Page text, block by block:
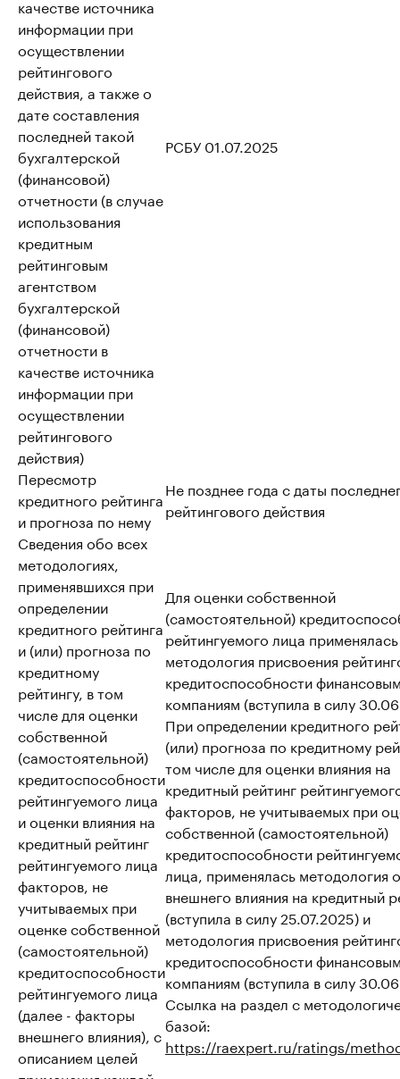
качестве источника
информации при
осуществлении
рейтингового
действия, а также о
дате составления
последней такой
бухгалтерской
(финансовой)
отчетности (в случае
использования
кредитным
рейтинговым
агентством
бухгалтерской
(финансовой)
отчетности в
качестве источника
информации при
осуществлении
рейтингового
действия)
РСБУ 01.07.2025
Пересмотр
кредитного рейтинга
и прогноза по нему
Не позднее года с даты
рейтингового действия
Сведения обо всех
методологиях,
применявшихся при
определении
кредитного рейтинга
и (или) прогноза по
кредитному
рейтингу, в том
числе для оценки
собственной
(самостоятельной)
кредитоспособности
рейтингуемого лица
и оценки влияния на
кредитный рейтинг
рейтингуемого лица
факторов, не
учитываемых при
оценке собственной
(самостоятельной)
кредитоспособности
рейтингуемого лица
(далее - факторы
внешнего влияния), с
описанием целей
Для оценки собственной
(самостоятельной)
рейтингуемого лица применялась
методология присвоения
кредитоспособности
компаниям (вступила в силу
При определении кредитного
(или) прогноза по кредитному
том числе для оценки влияния на
кредитный рейтинг
факторов, не учитываемых при
собственной (самостоятельной)
кредитоспособности
лица, применялась методология
внешнего влияния на кредитный
(вступила в силу 25.07.2025) и
методология присвоения
кредитоспособности
компаниям (вступила в силу
Ссылка на раздел с
базой:
https://raexpert.ru/ratings/